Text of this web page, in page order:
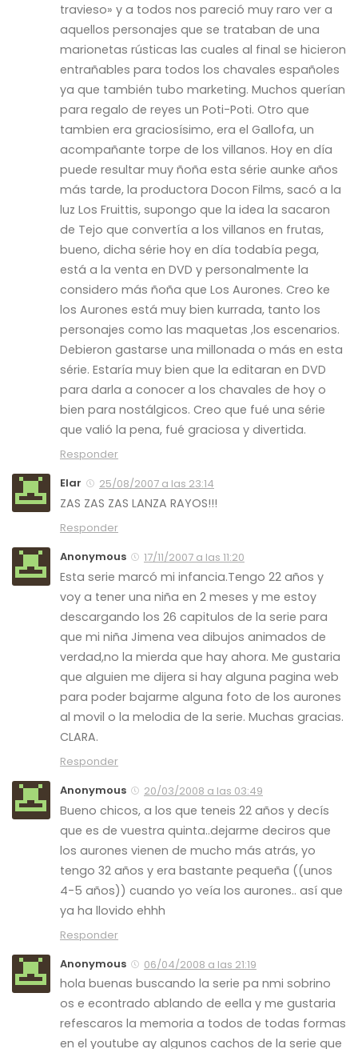
travieso» y a todos nos pareció muy raro ver a
aquellos personajes que se trataban de una
marionetas rústicas las cuales al final se hicieron
entrañables para todos los chavales españoles
ya que también tubo marketing. Muchos querían
para regalo de reyes un Poti-Poti. Otro que
tambien era graciosísimo, era el Gallofa, un
acompañante torpe de los villanos. Hoy en día
puede resultar muy ñoña esta série aunke años
más tarde, la productora Docon Films, sacó a la
luz Los Fruittis, supongo que la idea la sacaron
de Tejo que convertía a los villanos en frutas,
bueno, dicha série hoy en día todabía pega,
está a la venta en DVD y personalmente la
considero más ñoña que Los Aurones. Creo ke
los Aurones está muy bien kurrada, tanto los
personajes como las maquetas ,los escenarios.
Debieron gastarse una millonada o más en esta
série. Estaría muy bien que la editaran en DVD
para darla a conocer a los chavales de hoy o
bien para nostálgicos. Creo que fué una série
que valió la pena, fué graciosa y divertida.
Responder
Elar
25/08/2007 a las 23:14
ZAS ZAS ZAS LANZA RAYOS!!!
Responder
Anonymous
17/11/2007 a las 11:20
Esta serie marcó mi infancia.Tengo 22 años y
voy a tener una niña en 2 meses y me estoy
descargando los 26 capitulos de la serie para
que mi niña Jimena vea dibujos animados de
verdad,no la mierda que hay ahora. Me gustaria
que alguien me dijera si hay alguna pagina web
para poder bajarme alguna foto de los aurones
al movil o la melodia de la serie. Muchas gracias.
CLARA.
Responder
Anonymous
20/03/2008 a las 03:49
Bueno chicos, a los que teneis 22 años y decís
que es de vuestra quinta..dejarme deciros que
los aurones vienen de mucho más atrás, yo
tengo 32 años y era bastante pequeña ((unos
4-5 años)) cuando yo veía los aurones.. así que
ya ha llovido ehhh
Responder
Anonymous
06/04/2008 a las 21:19
hola buenas buscando la serie pa nmi sobrino
os e econtrado ablando de eella y me gustaria
refescaros la memoria a todos de todas formas
en el youtube ay algunos cachos de la serie que